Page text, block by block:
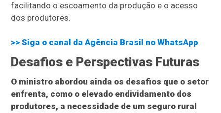
facilitando o escoamento da produção e o acesso
dos produtores.
>> Siga o canal daAgência Brasil no WhatsApp
Desafios e Perspectivas Futuras
O ministro abordou ainda os desafios que o setor
enfrenta, como o elevado endividamento dos
produtores, a necessidade de um seguro rural